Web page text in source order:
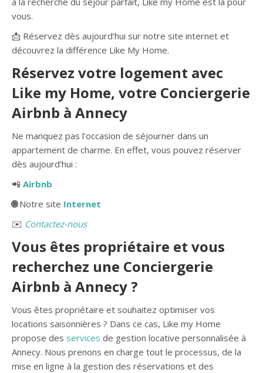
vous.
📩 Réservez dès aujourd’hui sur notre site internet et
découvrez la différence Like My Home.
Réservez votre logement avec
Like my Home, votre Conciergerie
Airbnb à Annecy
Ne manquez pas l’occasion de séjourner dans un
appartement de charme. En effet, vous pouvez réserver
dès aujourd’hui :
📲 Airbnb
🌐Notre site Internet
✉️ Contactez-nous
Vous êtes propriétaire et vous
recherchez une Conciergerie
Airbnb à Annecy ?
Vous êtes propriétaire et souhaitez optimiser vos
locations saisonnières ? Dans ce cas, Like my Home
propose des services de gestion locative personnalisée à
Annecy. Nous prenons en charge tout le processus, de la
mise en ligne à la gestion des réservations et des